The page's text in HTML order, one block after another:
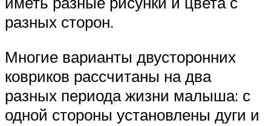
разных сторон.
Многие варианты двусторонних
ковриков рассчитаны на два
разных периода жизни малыша: с
одной стороны установлены дуги и